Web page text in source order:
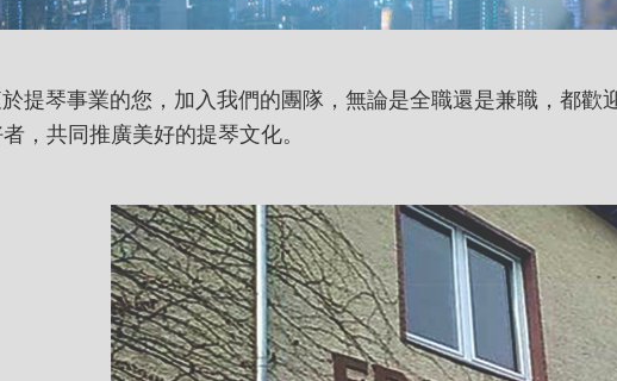
琴事業的您，加入我們的團隊，無論是全職還是兼職，都歡
，共同推廣美好的提琴文化。